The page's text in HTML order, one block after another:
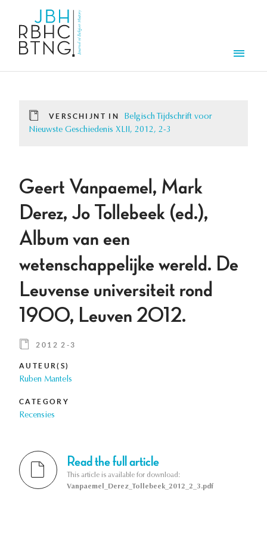
VERSCHIJNT IN
Belgisch Tijdschrift voor
Nieuwste Geschiedenis XLII, 2012, 2-3
Geert Vanpaemel, Mark
Derez, Jo Tollebeek (ed.),
Album van een
wetenschappelijke wereld. De
Leuvense universiteit rond
1900, Leuven 2012.
2012 2-3
AUTEUR(S)
Ruben Mantels
CATEGORY
Recensies
Read the full article
This article is available for download:
Vanpaemel_Derez_Tollebeek_2012_2_3.pdf